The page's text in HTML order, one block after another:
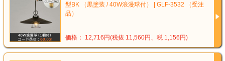
型BK （黒塗装 / 40W浪漫球付） | GLF-3532 （受注
品）
価格： 12,716円(税抜 11,560円、税 1,156円)